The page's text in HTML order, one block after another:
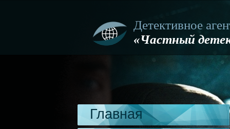
Детективное
«Частный
Главная